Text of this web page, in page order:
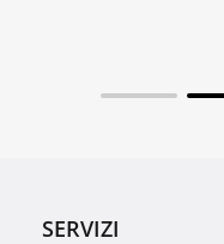
SERVIZI